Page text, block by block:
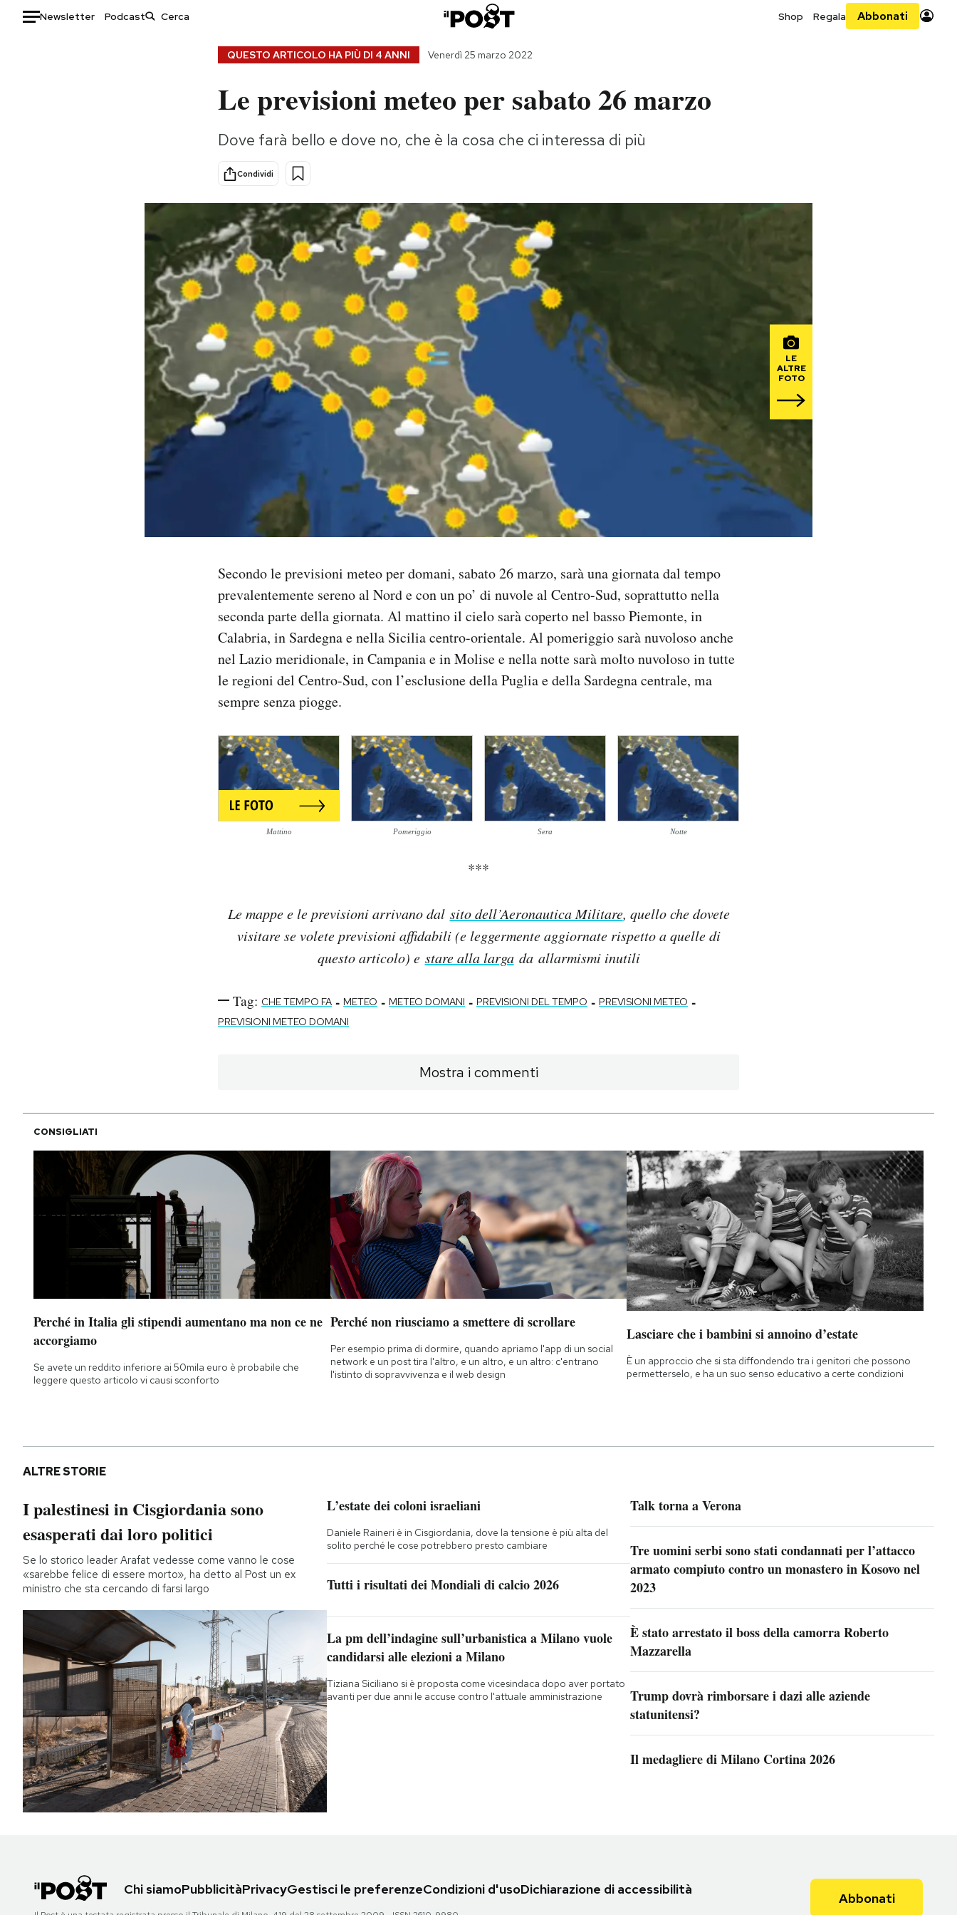
Newsletter Podcast Shop Regala Abbonati
Consumismi
Storie/Idee
Ok Boomer!
Europa
Altrecose
Mondiali calcio 2026
QUESTO ARTICOLO HA PIÙ DI 4 ANNI Venerdì 25 marzo 2022
Le previsioni meteo per sabato 26 marzo
Dove farà bello e dove no, che è la cosa che ci interessa di più
Condividi
LE
ALTRE
FOTO
Secondo le previsioni meteo per domani, sabato 26 marzo, sarà una giornata dal tempo
prevalentemente sereno al Nord e con un po’ di nuvole al Centro-Sud, soprattutto nella
seconda parte della giornata. Al mattino il cielo sarà coperto nel basso Piemonte, in
Calabria, in Sardegna e nella Sicilia centro-orientale. Al pomeriggio sarà nuvoloso anche
nel Lazio meridionale, in Campania e in Molise e nella notte sarà molto nuvoloso in tutte
le regioni del Centro-Sud, con l’esclusione della Puglia e della Sardegna centrale, ma
sempre senza piogge.
Mattino Pomeriggio Sera Notte
***
Le mappe e le previsioni arrivano dal sito dell’Aeronautica Militare, quello che dovete
visitare se volete previsioni affidabili (e leggermente aggiornate rispetto a quelle di
questo articolo) e stare alla largada allarmismi inutili
Tag: CHE TEMPO FA - METEO - METEO DOMANI - PREVISIONI DEL TEMPO - PREVISIONI METEO -
PREVISIONI METEO DOMANI
Mostra i commenti
CONSIGLIATI
Perché in Italia gli stipendi aumentano ma non ce ne
accorgiamo
Se avete un reddito inferiore ai 50mila euro è probabile che
leggere questo articolo vi causi sconforto
Perché non riusciamo a smettere di scrollare
Per esempio prima di dormire, quando apriamo l'app di un social
network e un post tira l'altro, e un altro, e un altro: c'entrano
l'istinto di sopravvivenza e il web design
Lasciare che i bambini si annoino d’estate
È un approccio che si sta diffondendo tra i genitori che possono
permetterselo, e ha un suo senso educativo a certe condizioni
ALTRE STORIE
I palestinesi in Cisgiordania sono
esasperati dai loro politici
Se lo storico leader Arafat vedesse come vanno le cose
«sarebbe felice di essere morto», ha detto al Post un ex
ministro che sta cercando di farsi largo
L’estate dei coloni israeliani
Daniele Raineri è in Cisgiordania, dove la tensione è più alta del
solito perché le cose potrebbero presto cambiare
Tutti i risultati dei Mondiali di calcio 2026
La pm dell’indagine sull’urbanistica a Milano vuole
candidarsi alle elezioni a Milano
Tiziana Siciliano si è proposta come vicesindaca dopo aver portato
avanti per due anni le accuse contro l'attuale amministrazione
Talk torna a Verona
Tre uomini serbi sono stati condannati per l’attacco
armato compiuto contro un monastero in Kosovo nel
2023
È stato arrestato il boss della camorra Roberto
Mazzarella
Trump dovrà rimborsare i dazi alle aziende
statunitensi?
Il medagliere di Milano Cortina 2026
Chi siamoPubblicitàPrivacyGestisci le preferenzeCondizioni d'usoDichiarazione di accessibilità
Abbonati